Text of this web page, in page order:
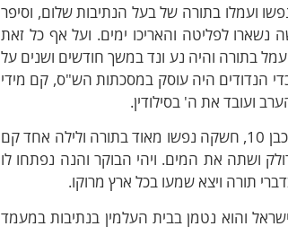
ועמלו בתורה של בעל הנתיבות שלום, וסיפר
שלושה נשארו לפליטה והאריכו ימים. ועל אף כל זאת
עמל בתורה והיה נע ונד במשך חודשים ושנים על
הנדודים היה עוסק במסכתות הש"ס, קם מידי
ועובד את ה' בסילודין.
כ"ק האדמו"ר מדינוב סיפר שבילדותו של הנתיבות שלום, בהיותו כבן 10, חשקה נפשו מאוד בתורה ולילה אחד קם
ושתה את המים. ויהי הבוקר והנה נפתחו לו
תורה ויצא שמעו בכל ארץ מרוקו.
לארץ ישראל והוא נטמן בבית העלמין בנתיבות במעמד